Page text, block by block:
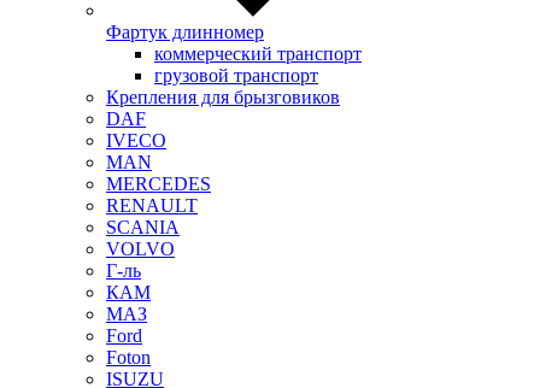
Фартук длинномер
коммерческий транспорт
грузовой транспорт
Крепления для брызговиков
DAF
IVECO
MAN
MERCEDES
RENAULT
SCANIA
VOLVO
Г-ль
КАМ
МАЗ
Ford
Foton
ISUZU